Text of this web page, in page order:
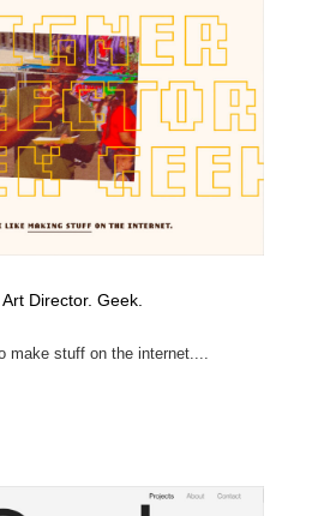
Director. Geek.
make stuff on the internet....